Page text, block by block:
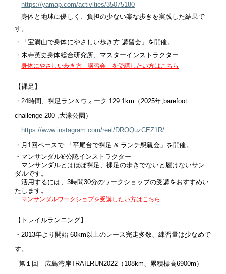
https://yamap.com/activities/35075180
身体と地球に優しく、負担の少ない楽な歩きを実践した結果で
す。
・「宝満山で身体にやさしい歩き方 講習会」を開催。
・木寺英史身体総合研究所、マスターインストラクター
身体にやさしい歩き方 講習会 を受講したい方はこちら
【裸足】
・24時間、裸足ラン＆ウォーク 129.1km（2025年,barefoot
challenge 200 ,大濠公園）
https://www.instagram.com/reel/DROQuzCEZ1R/
・月1回ペースで 「平尾台で裸足 & ランチ懇親会」を開催。
・マンサンダル®︎公認インストラクター
マンサンダルとはほぼ裸足、裸足の歩きでないと履けないサン
ダルです。
活用するには、3時間30分のワークショップの受講をおすすめい
たします。
マンサンダルワークショプを受講したい方はこちら
【トレイルランニング】
・2013年より開始 60km以上のレース完走多数、練習量は少なめで
す。
第１回 広島湾岸TRAILRUN2022（108km、累積標高6900m）